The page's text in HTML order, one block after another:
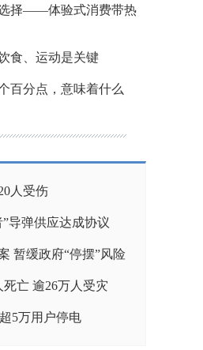
择——体验式消费带热
食、运动是关键
百分点，意味着什么
人受伤
导弹供应达成协议
暂缓政府“停摆”风险
亡 逾26万人受灾
5万用户停电